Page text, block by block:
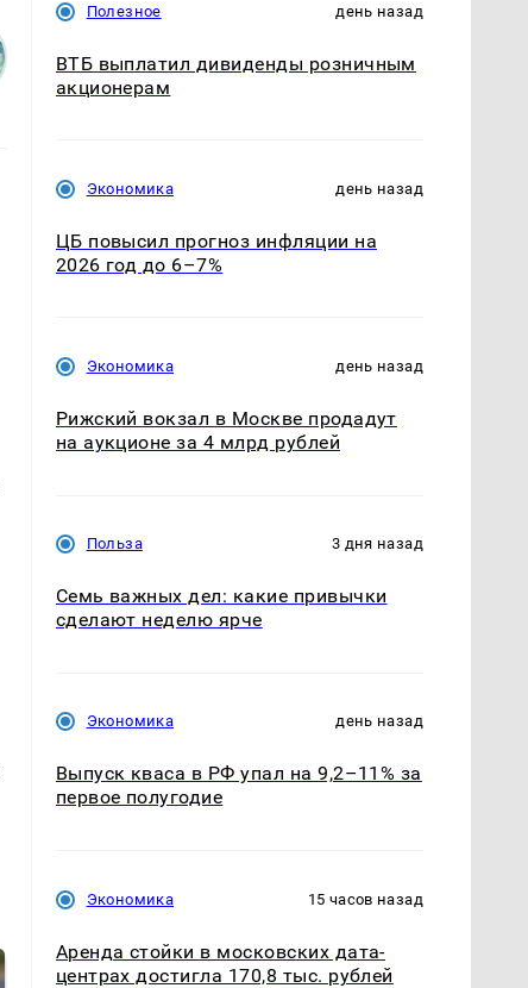
Полезное день назад
ВТБ выплатил дивиденды розничным
акционерам
Экономика день назад
ЦБ повысил прогноз инфляции на
2026 год до 6–7%
Экономика день назад
Рижский вокзал в Москве продадут
на аукционе за 4 млрд рублей
Польза 3 дня назад
Семь важных дел: какие привычки
сделают неделю ярче
Экономика день назад
Выпуск кваса в РФ упал на 9,2–11% за
первое полугодие
Экономика 15 часов назад
Аренда стойки в московских дата-
центрах достигла 170,8 тыс. рублей